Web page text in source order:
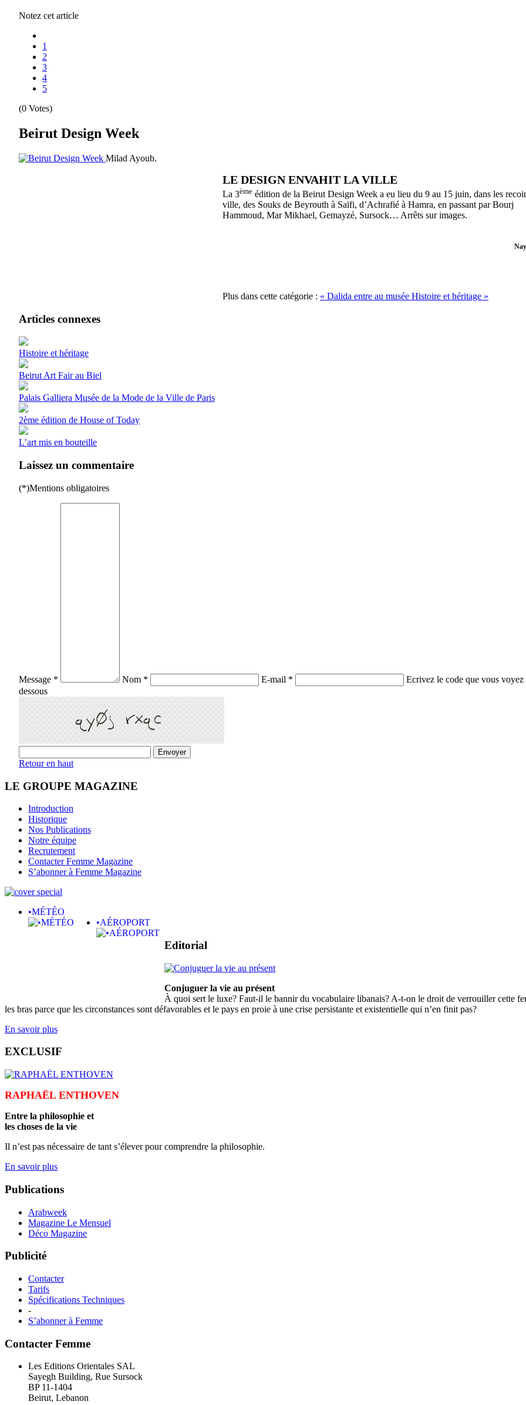
Notez cet article
1
2
3
4
5
(0 Votes)
Beirut Design Week
Milad Ayoub.
LE DESIGN ENVAHIT LA VILLE
La 3ème édition de la Beirut Design Week a eu lieu du 9 au 15 juin, dans les
ville, des Souks de Beyrouth à Saïfi, d’Achrafié à Hamra, en passant par Bourj
Hammoud, Mar Mikhael, Gemayzé, Sursock… Arrêts sur images.
Plus dans cette catégorie : « Dalida entre au musée Histoire et héritage »
Articles connexes
Histoire et héritage
Beirut Art Fair au Biel
Palais Galliera Musée de la Mode de la Ville de Paris
2ème édition de House of Today
L’art mis en bouteille
Laissez un commentaire
(*)Mentions obligatoires
Message * Nom * E-mail *
Ecrivez le code que vous voyez
dessous
Retour en haut
LE GROUPE MAGAZINE
Introduction
Historique
Nos Publications
Notre équipe
Recrutement
Contacter Femme Magazine
S’abonner à Femme Magazine
•MÉTÉO
•AÉROPORT
Editorial
Conjuguer la vie au présent
À quoi sert le luxe? Faut-il le bannir du vocabulaire libanais? A-t-on le droit de verrouiller cette
les bras parce que les circonstances sont défavorables et le pays en proie à une crise persistante et existentielle qui n’en finit pas?
En savoir plus
EXCLUSIF
RAPHAËL ENTHOVEN
Entre la philosophie et
les choses de la vie
Il n’est pas nécessaire de tant s’élever pour comprendre la philosophie.
En savoir plus
Publications
Arabweek
Magazine Le Mensuel
Déco Magazine
Publicité
Contacter
Tarifs
Spécifications Techniques
-
S’abonner à Femme
Contacter Femme
Les Editions Orientales SAL
Sayegh Building, Rue Sursock
BP 11-1404
Beirut, Lebanon